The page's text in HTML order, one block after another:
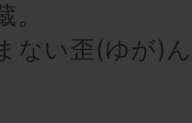
。
ない歪(ゆが)